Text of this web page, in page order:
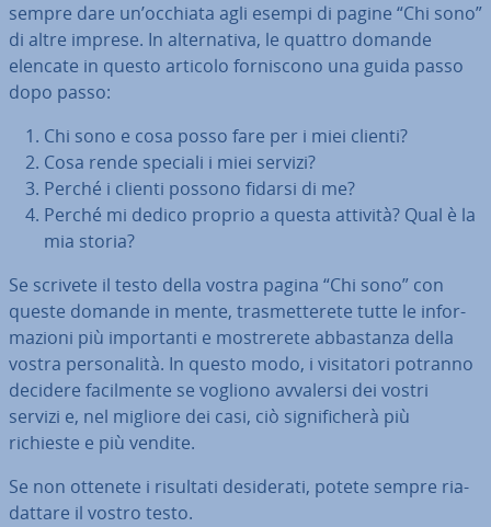
sempre dare un’occhiata agli esempi di pagine “Chi sono”
di altre imprese. In al­ter­na­ti­va, le quattro domande
elencate in questo articolo for­ni­sco­no una guida passo
dopo passo:
Chi sono e cosa posso fare per i miei clienti?
Cosa rende speciali i miei servizi?
Perché i clienti possono fidarsi di me?
Perché mi dedico proprio a questa attività? Qual è la
mia storia?
Se scrivete il testo della vostra pagina “Chi sono” con
queste domande in mente, tra­smet­te­re­te tutte le in­for­
ma­zio­ni più im­por­tan­ti e mo­stre­re­te ab­ba­stan­za della
vostra per­so­na­li­tà. In questo modo, i vi­si­ta­to­ri potranno
decidere fa­cil­men­te se vogliono avvalersi dei vostri
servizi e, nel migliore dei casi, ciò si­gni­fi­che­rà più
richieste e più vendite.
Se non ottenete i risultati de­si­de­ra­ti, potete sempre ria­
dat­ta­re il vostro testo.